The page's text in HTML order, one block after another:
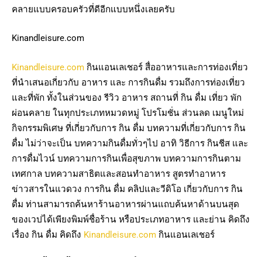
คลายแบบครอบครัวที่ดีอีกแบบหนึ่งเลยครับ
Kinandleisure.com
Kinandleisure.com กินแอนเลเชอร์ สื่ออาหารและการท่องเที่ยว
ที่นำเสนอเกี่ยวกับ อาหาร และ การกินดื่ม รวมถึงการท่องเที่ยว
และที่พัก ทั้งในส่วนของ รีวิว อาหาร สถานที่ กิน ดื่ม เที่ยว พัก
ผ่อนคลาย ในทุกประเภทหมวดหมู่ โปรโมชั่น ส่วนลด เมนูใหม่
กิจกรรมพิเศษ ที่เกี่ยวกับการ กิน ดื่ม บทความที่เกี่ยวกับการ กิน
ดื่ม ไม่ว่าจะเป็น บทความกินดื่มทั่วๆไป อาทิ วิธีการ กินชีส และ
การดื่มไวน์ บทความการกินเพื่อสุขภาพ บทความการกินตาม
เทศกาล บทความสาธิตและสอนทำอาหาร สูตรทำอาหาร
ข่าวสารในแวดวง การกิน ดื่ม คลิปและวีดิโอ เกี่ยวกับการ กิน
ดื่ม ท่านสามารถค้นหาร้านอาหารผ่านแถบค้นหาด้านบนสุด
ของเวปได้เพียงพิมพ์ชื่อร้าน หรือประเภทอาหาร และย่าน คิดถึง
เรื่อง กิน ดื่ม คิดถึง Kinandleisure.com กินแอนเลเชอร์